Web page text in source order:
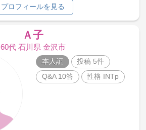
プロフィールを見る
Ａ子
60代 石川県 金沢市
本人証
投稿 5件
Q&A 10答
性格 INTp